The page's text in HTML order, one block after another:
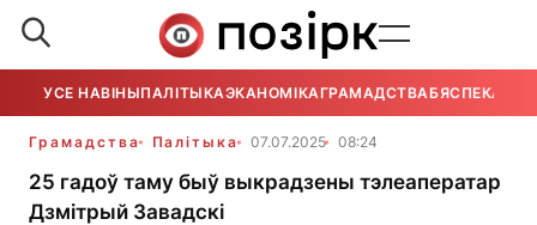
УСЕ НАВІНЫПАЛІТЫКАЭКАНОМІКАГРАМАДСТВАБЯСПЕКА
Грамадства Палітыка 07.07.2025 08:24
25 гадоў таму быў выкрадзены тэлеаператар
Дзмітрый Завадскі